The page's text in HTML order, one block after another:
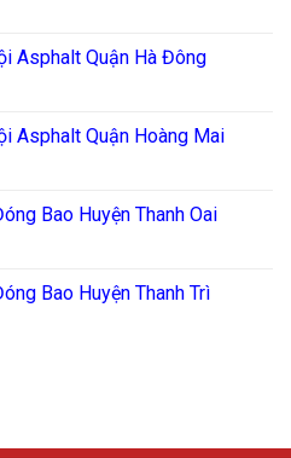
Asphalt Quận Hà Đông
Asphalt Quận Hoàng Mai
Bao Huyện Thanh Oai
Bao Huyện Thanh Trì